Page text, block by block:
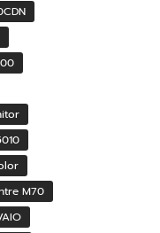
M70